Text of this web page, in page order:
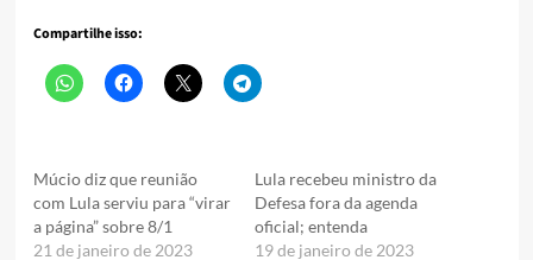
Compartilhe isso:
Múcio diz que reunião
com Lula serviu para “virar
a página” sobre 8/1
21 de janeiro de 2023
Lula recebeu ministro da
Defesa fora da agenda
oficial; entenda
19 de janeiro de 2023